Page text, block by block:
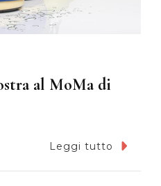
al MoMa di
Leggi tutto